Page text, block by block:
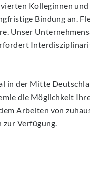
Kolleginnen
Bindung an.
Unser
in der Mitte
die Möglichkeit
Arbeiten von
zur Verfügung.